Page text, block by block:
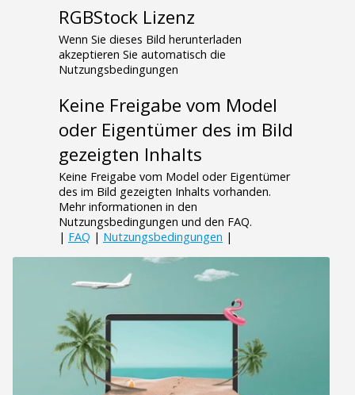
RGBStock Lizenz
Wenn Sie dieses Bild herunterladen
akzeptieren Sie automatisch die
Nutzungsbedingungen
Keine Freigabe vom Model
oder Eigentümer des im Bild
gezeigten Inhalts
Keine Freigabe vom Model oder Eigentümer
des im Bild gezeigten Inhalts vorhanden.
Mehr informationen in den
Nutzungsbedingungen und den FAQ.
| FAQ | Nutzungsbedingungen |